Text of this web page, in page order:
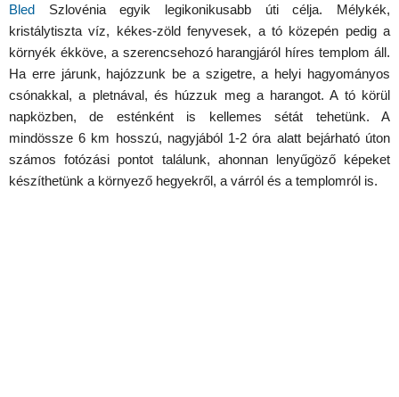
Bled Szlovénia egyik legikonikusabb úti célja. Mélykék,
kristálytiszta víz, kékes-zöld fenyvesek, a tó közepén pedig a
környék ékköve, a szerencsehozó harangjáról híres templom áll.
Ha erre járunk, hajózzunk be a szigetre, a helyi hagyományos
csónakkal, a pletnával, és húzzuk meg a harangot. A tó körül
napközben, de esténként is kellemes sétát tehetünk. A
mindössze 6 km hosszú, nagyjából 1-2 óra alatt bejárható úton
számos fotózási pontot találunk, ahonnan lenyűgöző képeket
készíthetünk a környező hegyekről, a várról és a templomról is.